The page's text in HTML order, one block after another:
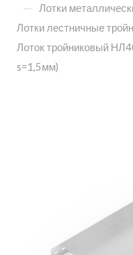
— Лотки
Лотки лестничные
Лоток тройниковый
s=1,5мм)